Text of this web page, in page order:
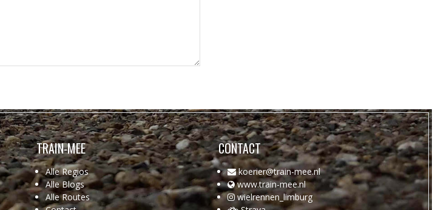
TRAIN-MEE
Alle Regios
Alle Blogs
Alle Routes
CONTACT
koerier@train-mee.nl
www.train-mee.nl
wielrennen_limburg